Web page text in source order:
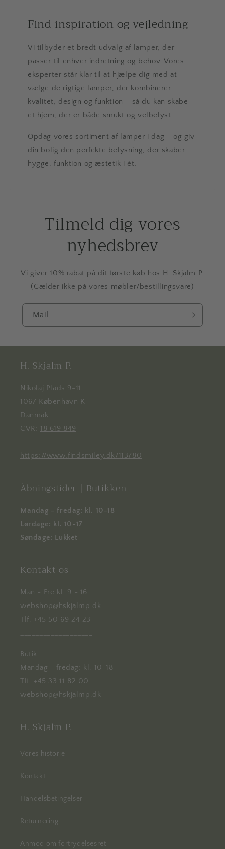
Find inspiration og vejledning
Vi tilbyder et bredt udvalg af lamper, der
passer til enhver indretning og behov. Vores
eksperter står klar til at hjælpe dig med at
vælge de rigtige lamper, der kombinerer
kvalitet, design og funktion – så du kan skabe
et hjem, der er både smukt og velbelyst.
Opdag vores sortiment af lamper i dag – og giv
din bolig den perfekte belysning, der skaber
hygge, funktion og æstetik i ét.
Tilmeld dig vores
nyhedsbrev
Vi giver 10% rabat på dit første køb hos H. Skjalm P.
(Gælder ikke på vores møbler/bestillingsvare)
Mail
H. Skjalm P.
Nikolaj Plads 9-11
1067 København K
Danmak
CVR: 18 619 849
https://www.findsmiley.dk/113780
Åbningstider | Butikken
Mandag - fredag: kl. 10-18
Lørdage: kl. 10-17
Søndage: Lukket
Kontakt os
Man - Fre kl. 9 - 16
webshop@hskjalmp.dk
Tlf. +45 50 69 24 23
Butik:
Mandag - fredag: kl. 10-18
Tlf. +45 33 11 82 00
webshop@hskjalmp.dk
H. Skjalm P.
Vores historie
Kontakt
Handelsbetingelser
Returnering
Anmod om fortrydelsesret